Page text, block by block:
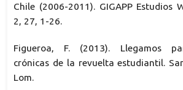
Chile (2006-2011). GIGAPP Estudios
2, 27, 1-26.
Figueroa, F. (2013). Llegamos
crónicas de la revuelta estudiantil.
Lom.